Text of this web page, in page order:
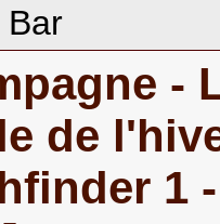
Bar
-
de
1 -